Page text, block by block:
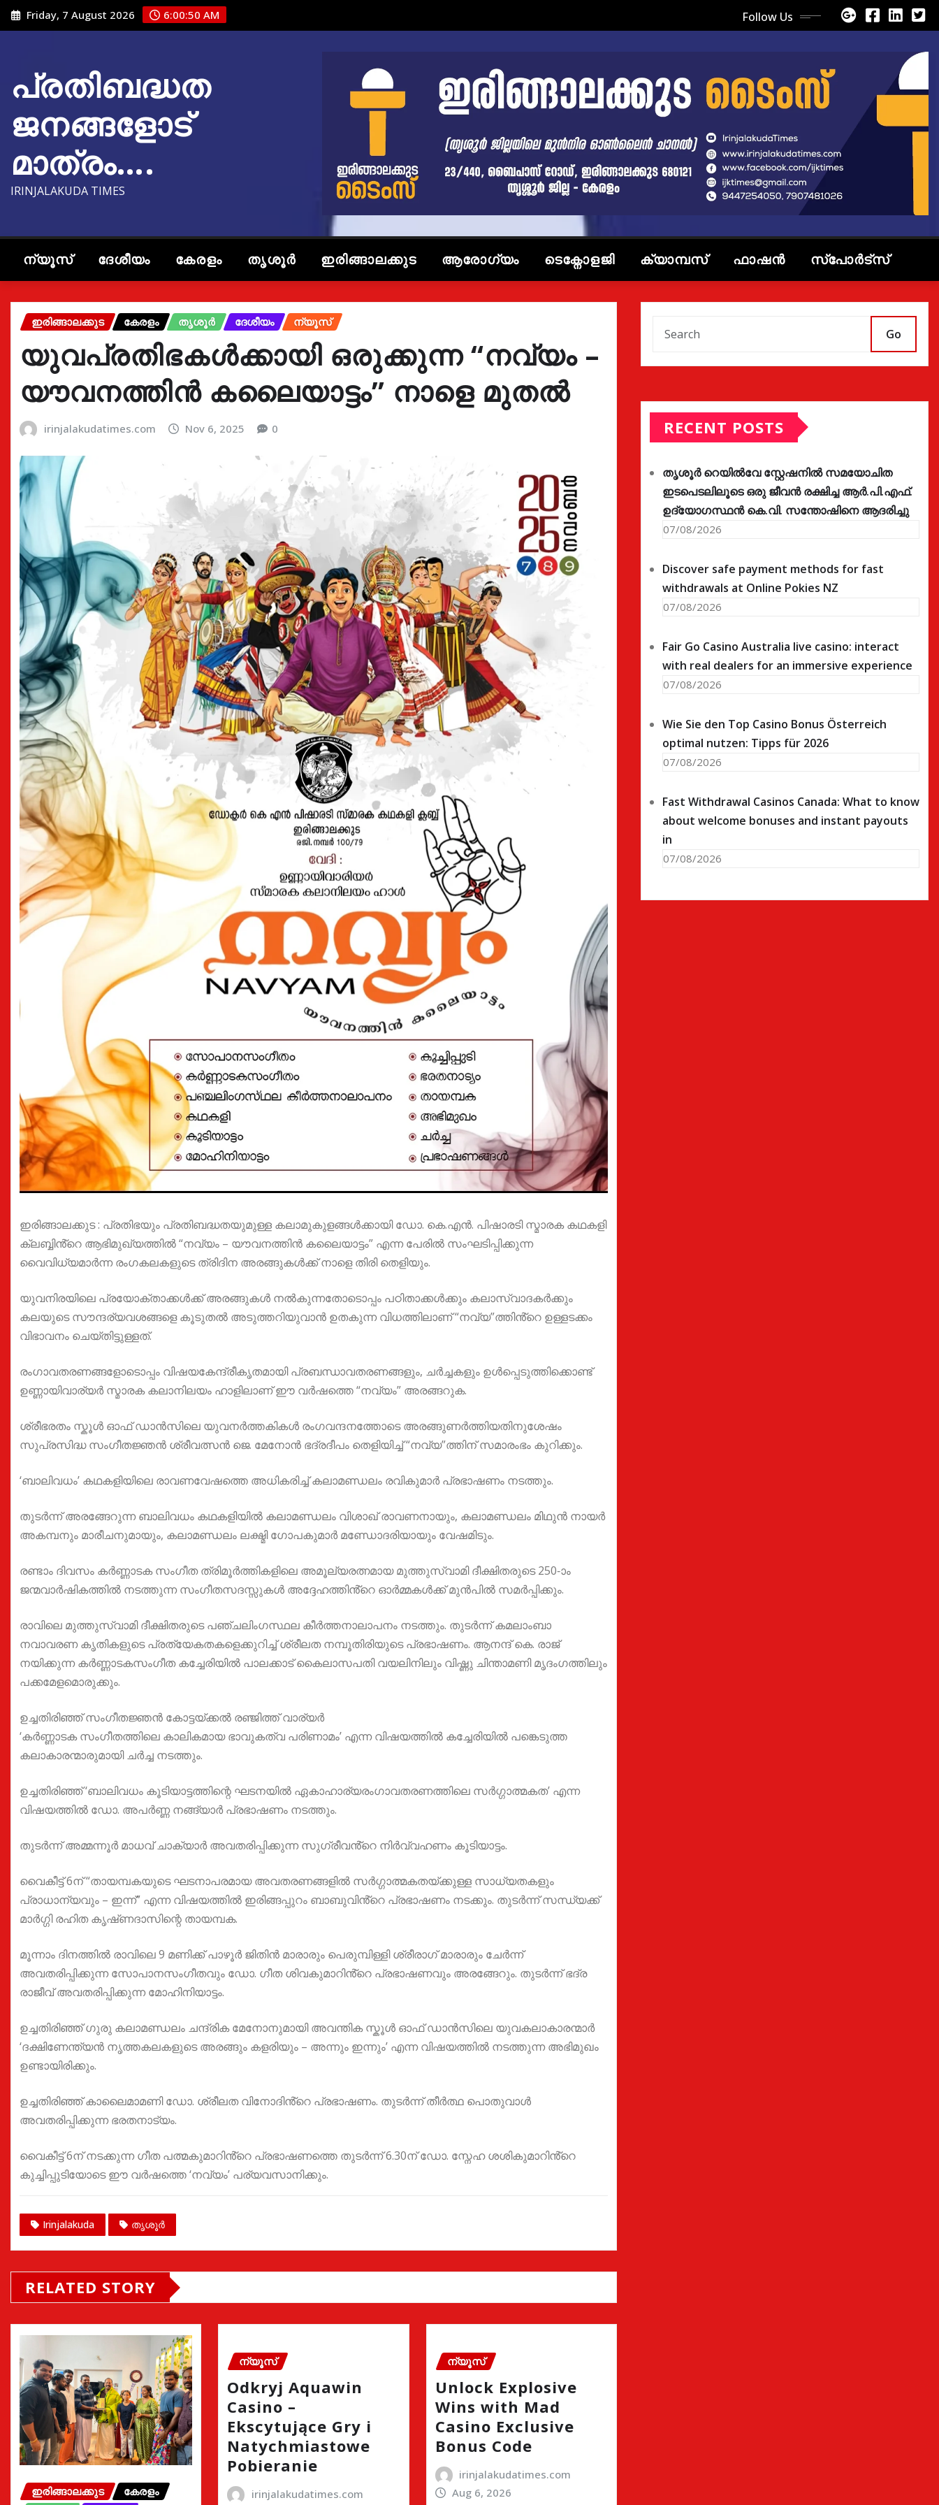
Skip
to
Friday, 7 August 2026 6:00:51 AM Follow Us
പ്രതിബദ്ധത
ജനങ്ങളോട്
മാത്രം….
IRINJALAKUDA TIMES
ന്യൂസ് ദേശീയം കേരളം തൃശൂർ ഇരിങ്ങാലക്കുട ആരോഗ്യം ടെക്നോളജി ക്യാമ്പസ് ഫാഷൻ സ്പോർട്സ്
ഇരിങ്ങാലക്കുട കേരളം തൃശൂർ ദേശീയം ന്യൂസ്
യുവപ്രതിഭകൾക്കായി ഒരുക്കുന്ന “നവ്യം –
യൗവനത്തിൻ കലൈയാട്ടം” നാളെ മുതൽ
irinjalakudatimes.com Nov 6, 2025 0
ഇരിങ്ങാലക്കുട : പ്രതിഭയും പ്രതിബദ്ധതയുമുള്ള കലാമുകുളങ്ങൾക്കായി ഡോ. കെ.എൻ. പിഷാരടി സ്മാരക കഥകളി
ക്ലബ്ബിൻ്റെ ആഭിമുഖ്യത്തിൽ “നവ്യം – യൗവനത്തിൻ കലൈയാട്ടം” എന്ന പേരിൽ സംഘടിപ്പിക്കുന്ന
വൈവിധ്യമാർന്ന രംഗകലകളുടെ ത്രിദിന അരങ്ങുകൾക്ക് നാളെ തിരി തെളിയും.
യുവനിരയിലെ പ്രയോക്താക്കൾക്ക് അരങ്ങുകൾ നൽകുന്നതോടൊപ്പം പഠിതാക്കൾക്കും കലാസ്വാദകർക്കും
കലയുടെ സൗന്ദര്യവശങ്ങളെ കൂടുതൽ അടുത്തറിയുവാൻ ഉതകുന്ന വിധത്തിലാണ് “നവ്യ”ത്തിൻ്റെ ഉള്ളടക്കം
വിഭാവനം ചെയ്തിട്ടുള്ളത്.
രംഗാവതരണങ്ങളോടൊപ്പം വിഷയകേന്ദ്രീകൃതമായി പ്രബന്ധാവതരണങ്ങളും, ചർച്ചകളും ഉൾപ്പെടുത്തിക്കൊണ്ട്
ഉണ്ണായിവാര്യർ സ്മാരക കലാനിലയം ഹാളിലാണ് ഈ വർഷത്തെ “നവ്യം” അരങ്ങറുക.
ശ്രീഭരതം സ്കൂൾ ഓഫ് ഡാൻസിലെ യുവനർത്തകികൾ രംഗവന്ദനത്തോടെ അരങ്ങുണർത്തിയതിനുശേഷം
സുപ്രസിദ്ധ സംഗീതജ്ഞൻ ശ്രീവത്സൻ ജെ. മേനോൻ ഭദ്രദീപം തെളിയിച്ച് “നവ്യ”ത്തിന് സമാരംഭം കുറിക്കും.
‘ബാലിവധം’ കഥകളിയിലെ രാവണവേഷത്തെ അധികരിച്ച് കലാമണ്ഡലം രവികുമാർ പ്രഭാഷണം നടത്തും.
തുടർന്ന് അരങ്ങേറുന്ന ബാലിവധം കഥകളിയിൽ കലാമണ്ഡലം വിശാഖ് രാവണനായും, കലാമണ്ഡലം മിഥുൻ നായർ
അകമ്പനും മാരീചനുമായും, കലാമണ്ഡലം ലക്ഷ്മി ഗോപകുമാർ മണ്ഡോദരിയായും വേഷമിടും.
രണ്ടാം ദിവസം കർണ്ണാടക സംഗീത ത്രിമൂർത്തികളിലെ അമൂല്യരത്നമായ മുത്തുസ്വാമി ദീക്ഷിതരുടെ 250-ാം
ജന്മവാർഷികത്തിൽ നടത്തുന്ന സംഗീതസദസ്സുകൾ അദ്ദേഹത്തിൻ്റെ ഓർമ്മകൾക്ക് മുൻപിൽ സമർപ്പിക്കും.
രാവിലെ മുത്തുസ്വാമി ദീക്ഷിതരുടെ പഞ്ചലിംഗസ്ഥല കീർത്തനാലാപനം നടത്തും. തുടർന്ന് കമലാംബാ
നവാവരണ കൃതികളുടെ പ്രത്യേകതകളെക്കുറിച്ച് ശ്രീലത നമ്പൂതിരിയുടെ പ്രഭാഷണം. ആനന്ദ് കെ. രാജ്
നയിക്കുന്ന കർണ്ണാടകസംഗീത കച്ചേരിയിൽ പാലക്കാട് കൈലാസപതി വയലിനിലും വിഷ്ണു ചിന്താമണി മൃദംഗത്തിലും
പക്കമേളമൊരുക്കും.
ഉച്ചതിരിഞ്ഞ് സംഗീതജ്ഞൻ കോട്ടയ്ക്കൽ രഞ്ജിത്ത് വാര്യർ
‘കർണ്ണാടക സംഗീതത്തിലെ കാലികമായ ഭാവുകത്വ പരിണാമം’ എന്ന വിഷയത്തിൽ കച്ചേരിയിൽ പങ്കെടുത്ത
കലാകാരന്മാരുമായി ചർച്ച നടത്തും.
ഉച്ചതിരിഞ്ഞ് ‘ബാലിവധം കൂടിയാട്ടത്തിന്റെ ഘടനയിൽ ഏകാഹാര്യരംഗാവതരണത്തിലെ സർഗ്ഗാത്മകത’ എന്ന
വിഷയത്തിൽ ഡോ. അപർണ്ണ നങ്ങ്യാർ പ്രഭാഷണം നടത്തും.
തുടർന്ന് അമ്മന്നൂർ മാധവ് ചാക്യാർ അവതരിപ്പിക്കുന്ന സുഗ്രീവൻ്റെ നിർവ്വഹണം കൂടിയാട്ടം.
വൈകീട്ട് 6ന് “തായമ്പകയുടെ ഘടനാപരമായ അവതരണങ്ങളിൽ സർഗ്ഗാത്മകതയ്‌ക്കുള്ള സാധ്യതകളും
പ്രാധാന്യവും – ഇന്ന്” എന്ന വിഷയത്തിൽ ഇരിങ്ങപ്പുറം ബാബുവിൻ്റെ പ്രഭാഷണം നടക്കും. തുടർന്ന് സന്ധ്യക്ക്
മാർഗ്ഗി രഹിത കൃഷ്‌ണദാസിന്റെ തായമ്പക.
മൂന്നാം ദിനത്തിൽ രാവിലെ 9 മണിക്ക് പാഴൂർ ജിതിൻ മാരാരും പെരുമ്പിള്ളി ശ്രീരാഗ് മാരാരും ചേർന്ന്
അവതരിപ്പിക്കുന്ന സോപാനസംഗീതവും ഡോ. ഗീത ശിവകുമാറിൻ്റെ പ്രഭാഷണവും അരങ്ങേറും. തുടർന്ന് ഭദ്ര
രാജീവ് അവതരിപ്പിക്കുന്ന മോഹിനിയാട്ടം.
ഉച്ചതിരിഞ്ഞ് ഗുരു കലാമണ്ഡലം ചന്ദ്രിക മേനോനുമായി അവന്തിക സ്കൂൾ ഓഫ് ഡാൻസിലെ യുവകലാകാരന്മാർ
‘ദക്ഷിണേന്ത്യൻ നൃത്തകലകളുടെ അരങ്ങും കളരിയും – അന്നും ഇന്നും’ എന്ന വിഷയത്തിൽ നടത്തുന്ന അഭിമുഖം
ഉണ്ടായിരിക്കും.
ഉച്ചതിരിഞ്ഞ് കാലൈമാമണി ഡോ. ശ്രീലത വിനോദിൻ്റെ പ്രഭാഷണം. തുടർന്ന് തീർത്ഥ പൊതുവാൾ
അവതരിപ്പിക്കുന്ന ഭരതനാട്യം.
വൈകീട്ട് 6ന് നടക്കുന്ന ഗീത പത്മകുമാറിൻ്റെ പ്രഭാഷണത്തെ തുടർന്ന് 6.30ന് ഡോ. സ്നേഹ ശശികുമാറിൻ്റെ
കുച്ചിപ്പുടിയോടെ ഈ വർഷത്തെ ‘നവ്യം’ പര്യവസാനിക്കും.
Irinjalakuda തൃശൂർ
RELATED STORY
ഇരിങ്ങാലക്കുട
കേരളം
ന്യൂസ്
Odkryj Aquawin
Casino –
Ekscytujące Gry i
Natychmiastowe
Pobieranie
irinjalakudatimes.com
ന്യൂസ്
Unlock Explosive
Wins with Mad
Casino Exclusive
Bonus Code
irinjalakudatimes.com
Aug 6, 2026
Go
RECENT POSTS
തൃശൂർ റെയിൽവേ സ്റ്റേഷനിൽ സമയോചിത
ഇടപെടലിലൂടെ ഒരു ജീവൻ രക്ഷിച്ച ആർ.പി.എഫ്.
ഉദ്യോഗസ്ഥൻ കെ.വി. സന്തോഷിനെ ആദരിച്ചു
07/08/2026
Discover safe payment methods for fast
withdrawals at Online Pokies NZ
07/08/2026
Fair Go Casino Australia live casino: interact
with real dealers for an immersive experience
07/08/2026
Wie Sie den Top Casino Bonus Österreich
optimal nutzen: Tipps für 2026
07/08/2026
Fast Withdrawal Casinos Canada: What to know
about welcome bonuses and instant payouts
in
07/08/2026